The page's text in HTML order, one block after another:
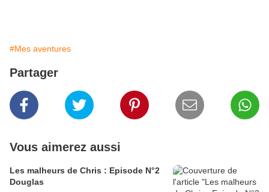
#Mes aventures
Partager
Vous aimerez aussi
Les malheurs de Chris : Episode N°2
Douglas